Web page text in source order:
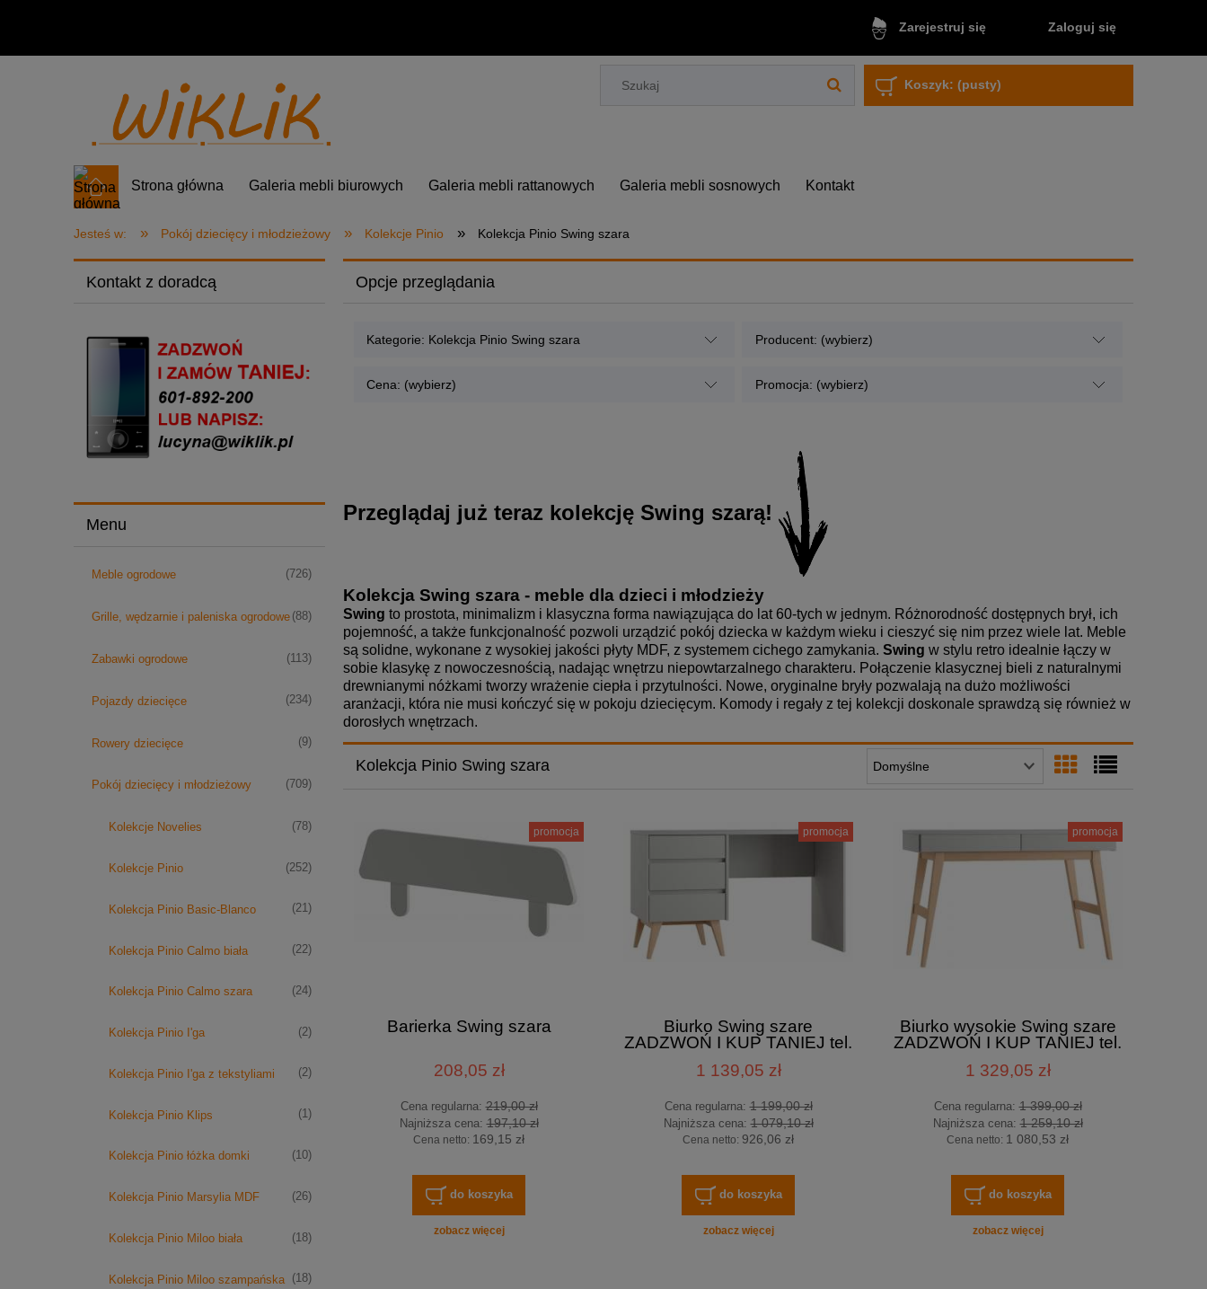
Zarejestruj się Zaloguj się
Koszyk: (pusty)
Strona główna Galeria mebli biurowych Galeria mebli rattanowych Galeria mebli sosnowych Kontakt
Jesteś w: » Pokój dziecięcy i młodzieżowy » Kolekcje Pinio » Kolekcja Pinio Swing szara
Kontakt z doradcą
Menu
Meble ogrodowe (726)
Grille, wędzarnie i paleniska ogrodowe (88)
Zabawki ogrodowe (113)
Pojazdy dziecięce (234)
Rowery dziecięce (9)
Pokój dziecięcy i młodzieżowy (709)
Kolekcje Novelies (78)
Kolekcje Pinio (252)
Kolekcja Pinio Basic-Blanco (21)
Kolekcja Pinio Calmo biała (22)
Kolekcja Pinio Calmo szara (24)
Kolekcja Pinio I'ga (2)
Kolekcja Pinio I'ga z tekstyliami (2)
Kolekcja Pinio Klips (1)
Kolekcja Pinio łóżka domki (10)
Kolekcja Pinio Marsylia MDF (26)
Kolekcja Pinio Miloo biała (18)
Kolekcja Pinio Miloo szampańska (18)
Opcje przeglądania
Kategorie: Kolekcja Pinio Swing szara Producent: (wybierz)
Cena: (wybierz) Promocja: (wybierz)
Przeglądaj już teraz kolekcję Swing szarą!
Kolekcja Swing szara - meble dla dzieci i młodzieży
Swing to prostota, minimalizm i klasyczna forma nawiązująca do lat 60-tych w jednym. Różnorodność dostępnych brył, ich
pojemność, a także funkcjonalność pozwoli urządzić pokój dziecka w każdym wieku i cieszyć się nim przez wiele lat. Meble
są solidne, wykonane z wysokiej jakości płyty MDF, z systemem cichego zamykania. Swing w stylu retro idealnie łączy w
sobie klasykę z nowoczesnością, nadając wnętrzu niepowtarzalnego charakteru. Połączenie klasycznej bieli z naturalnymi
drewnianymi nóżkami tworzy wrażenie ciepła i przytulności. Nowe, oryginalne bryły pozwalają na dużo możliwości
aranżacji, która nie musi kończyć się w pokoju dziecięcym. Komody i regały z tej kolekcji doskonale sprawdzą się również w
dorosłych wnętrzach.
Kolekcja Pinio Swing szara
Barierka Swing szara
208,05 zł
Cena regularna:219,00 zł
Najniższa cena:197,10 zł
Cena netto: 169,15 zł
do koszyka
zobacz więcej
promocja
Biurko Swing szare
ZADZWOŃ I KUP TANIEJ tel.
1 139,05 zł
Cena regularna:1 199,00 zł
Najniższa cena:1 079,10 zł
Cena netto: 926,06 zł
do koszyka
zobacz więcej
promocja
Biurko wysokie Swing szare
ZADZWOŃ I KUP TANIEJ tel.
1 329,05 zł
Cena regularna:1 399,00 zł
Najniższa cena:1 259,10 zł
Cena netto: 1 080,53 zł
do koszyka
zobacz więcej
promocja